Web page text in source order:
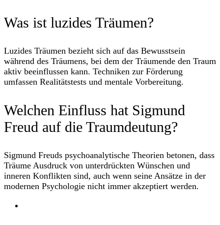
Was ist luzides Träumen?
Luzides Träumen bezieht sich auf das Bewusstsein
während des Träumens, bei dem der Träumende den Traum
aktiv beeinflussen kann. Techniken zur Förderung
umfassen Realitätstests und mentale Vorbereitung.
Welchen Einfluss hat Sigmund
Freud auf die Traumdeutung?
Sigmund Freuds psychoanalytische Theorien betonen, dass
Träume Ausdruck von unterdrückten Wünschen und
inneren Konflikten sind, auch wenn seine Ansätze in der
modernen Psychologie nicht immer akzeptiert werden.